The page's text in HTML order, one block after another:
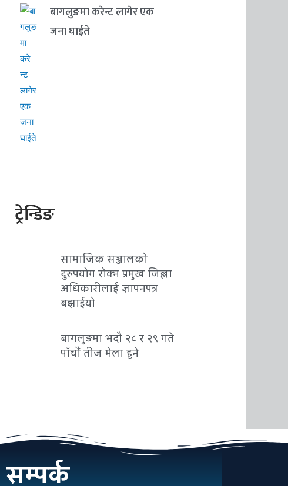
बागलुङमा करेन्ट लागेर एक
जना घाईते
ट्रेन्डिङ
सामाजिक सञ्जालको
दुरुपयोग रोक्न प्रमुख जिल्ला
अधिकारीलाई ज्ञापनपत्र
बझाईयो
बागलुङमा भदौ २८ र २९ गते
पाँचौं तीज मेला हुने
सम्पर्क